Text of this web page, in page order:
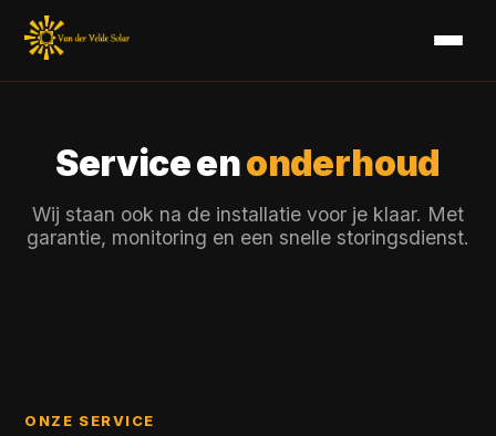
Service enonderhoud
Wij staan ook na de installatie voor je klaar. Met
garantie, monitoring en een snelle storingsdienst.
ONZE SERVICE